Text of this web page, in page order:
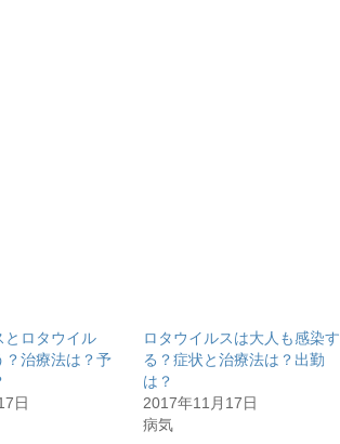
とロタウイル
？治療法は？予
日
ロタウイルスは大人も感染す
る？症状と治療法は？出勤
は？
2017年11月17日
病気